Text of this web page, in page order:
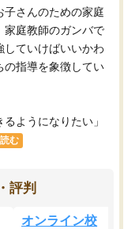
子さんのための家庭
家庭教師のガンバで
していけばいいかわ
の指導を象徴してい
ようになりたい」
む
評判
オンライン校